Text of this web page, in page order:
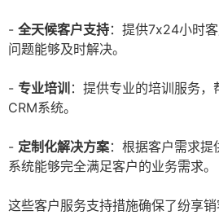
- 全天候客户支持：提供7x24小时
问题能够及时解决。
- 专业培训 ：提供专业的培训服务，
CRM系统。
- 定制化解决方案：根据客户需求
系统能够完全满足客户的业务需求。
这些客户服务支持措施确保了纷享